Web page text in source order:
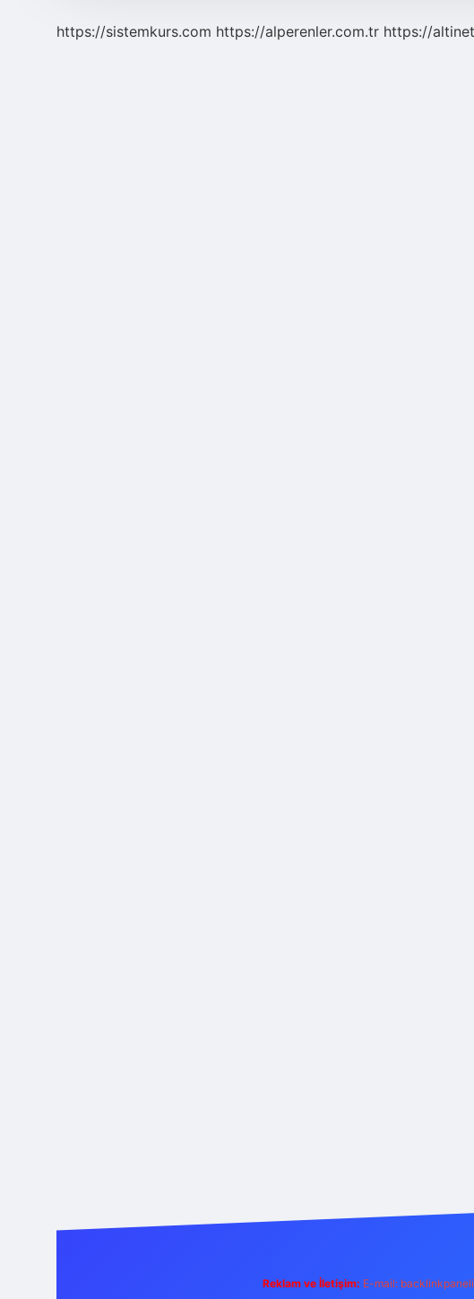
https://sistemkurs.com https://alperenler.com.tr https://
Reklam ve İletişim: E-mail: